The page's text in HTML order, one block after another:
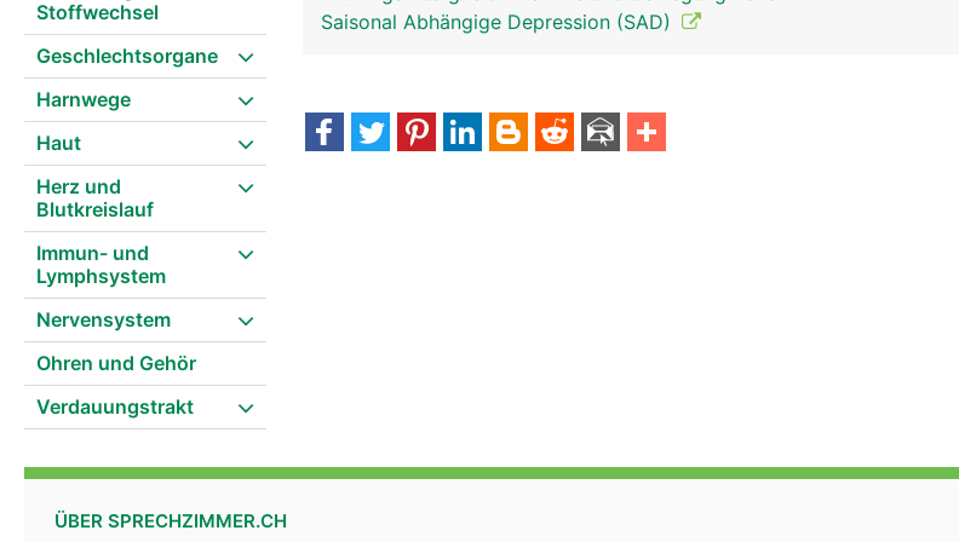
Stoffwechsel
Geschlechtsorgane
Harnwege
Haut
Herz und
Blutkreislauf
Immun- und
Lymphsystem
Nervensystem
Ohren und Gehör
Verdauungstrakt
Saisonal Abhängige Depression (SAD)
ÜBER SPRECHZIMMER.CH